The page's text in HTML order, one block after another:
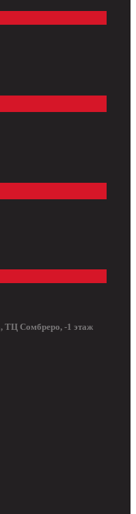
ТЦ Сомбреро, -1 этаж